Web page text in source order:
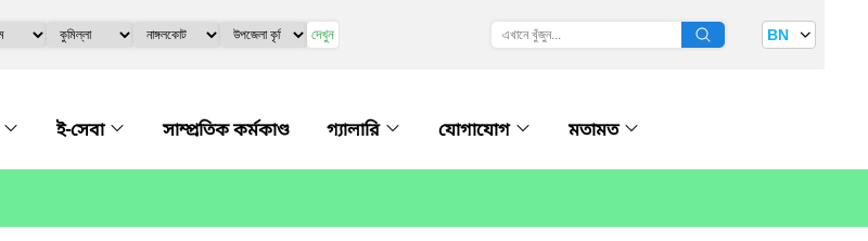
দেখুন BN
ই-সেবা সাম্প্রতিক কর্মকাণ্ড গ্যালারি যোগাযোগ মতামত